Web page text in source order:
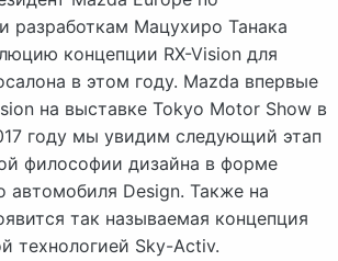
разработкам Мацухиро Танака
концепции RX-Vision для
в этом году. Mazda впервые
на выставке Tokyo Motor Show в
году мы увидим следующий этап
философии дизайна в форме
автомобиля Design. Также на
так называемая концепция
технологией Sky-Activ.